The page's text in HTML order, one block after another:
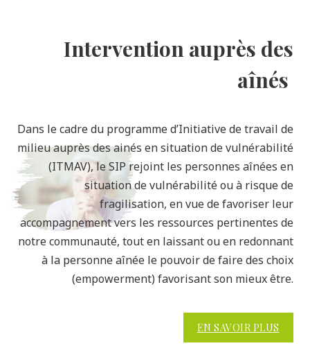
Intervention auprès des
aînés
Dans le cadre du programme d’Initiative de travail de
milieu auprès des ainés en situation de vulnérabilité
(ITMAV), le SIP rejoint les personnes aînées en
situation de vulnérabilité ou à risque de
fragilisation, en vue de favoriser leur
accompagnement vers les ressources pertinentes de
notre communauté, tout en laissant ou en redonnant
à la personne aînée le pouvoir de faire des choix
(empowerment) favorisant son mieux être.
EN SAVOIR PLUS